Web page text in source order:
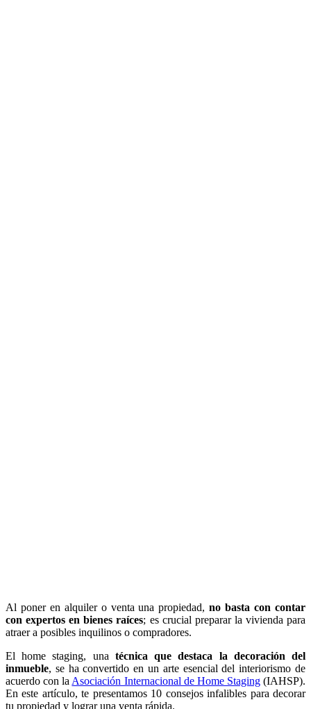
Al poner en alquiler o venta una propiedad,no basta con contar
con expertos en bienes raíces; es crucial preparar la vivienda para
atraer a posibles inquilinos o compradores.
El home staging, una técnica que destaca la decoración del
inmueble, se ha convertido en un arte esencial del interiorismo de
acuerdo con la Asociación Internacional de Home Staging(IAHSP).
En este artículo, te presentamos 10 consejos infalibles para decorar
tu propiedad y lograr una venta rápida.